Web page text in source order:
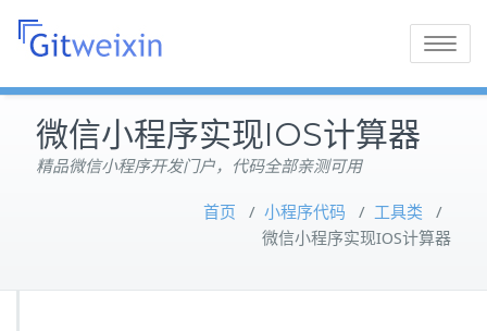
Toggle
微信小程序实现IOS计算器
精品微信小程序开发门户，代码全部亲测可用
首页 / 小程序代码 / 工具类 /
微信小程序实现IOS计算器